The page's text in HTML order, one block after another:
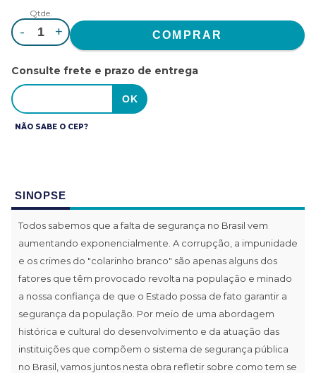
Qtde.
- +
Consulte frete e prazo de entrega
NÃO SABE O CEP?
SINOPSE
Todos sabemos que a falta de segurança no Brasil vem
aumentando exponencialmente. A corrupção, a impunidade
e os crimes do "colarinho branco" são apenas alguns dos
fatores que têm provocado revolta na população e minado
a nossa confiança de que o Estado possa de fato garantir a
segurança da população. Por meio de uma abordagem
histórica e cultural do desenvolvimento e da atuação das
instituições que compõem o sistema de segurança pública
no Brasil, vamos juntos nesta obra refletir sobre como tem se